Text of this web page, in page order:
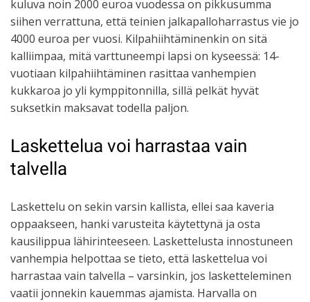
kuluva noin 2000 euroa vuodessa on pikkusumma
siihen verrattuna, että teinien jalkapalloharrastus vie jo
4000 euroa per vuosi. Kilpahiihtäminenkin on sitä
kalliimpaa, mitä varttuneempi lapsi on kyseessä: 14-
vuotiaan kilpahiihtäminen rasittaa vanhempien
kukkaroa jo yli kymppitonnilla, sillä pelkät hyvät
suksetkin maksavat todella paljon.
Laskettelua voi harrastaa vain
talvella
Laskettelu on sekin varsin kallista, ellei saa kaveria
oppaakseen, hanki varusteita käytettynä ja osta
kausilippua lähirinteeseen. Laskettelusta innostuneen
vanhempia helpottaa se tieto, että laskettelua voi
harrastaa vain talvella – varsinkin, jos lasketteleminen
vaatii jonnekin kauemmas ajamista. Harvalla on